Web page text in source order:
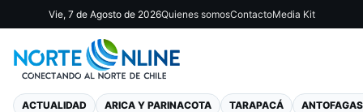
Vie, 7 de Agosto de 2026Quienes somosContactoMedia Kit
ACTUALIDAD ARICA Y PARINACOTA TARAPACÁ